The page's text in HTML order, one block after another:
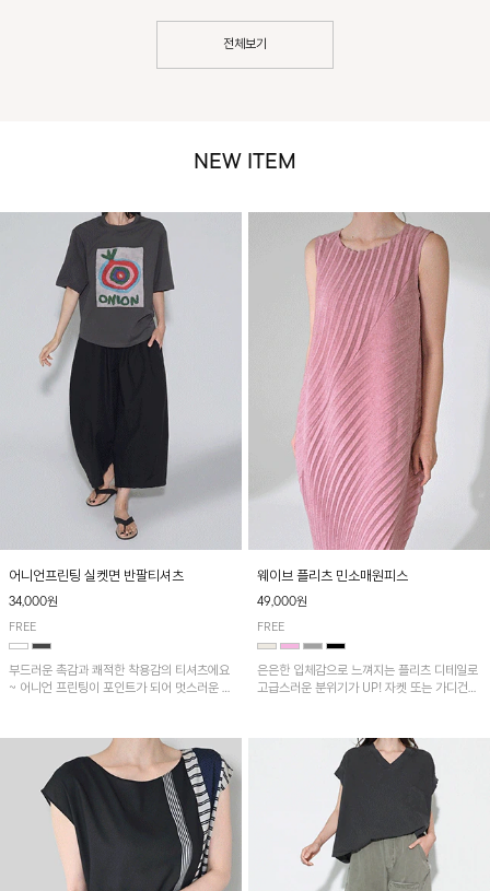
전체보기
NEW ITEM
어니언프린팅 실켓면 반팔티셔츠
34,000원
FREE
부드러운 촉감과 쾌적한 착용감의 티셔츠에요
~ 어니언 프린팅이 포인트가 되어 멋스러운 아
웨이브 플리츠 민소매원피스
49,000원
FREE
은은한 입체감으로 느껴지는 플리츠 디테일로
고급스러운 분위기가 UP! 자켓 또는 가디건과